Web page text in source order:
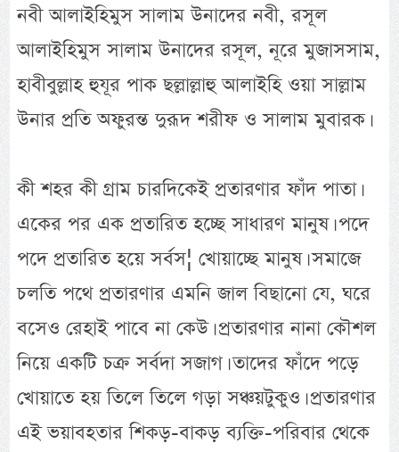
নবী আলাইহিমুস সালাম উনাদের নবী, রসূল
আলাইহিমুস সালাম উনাদের রসূল, নূরে মুজাসসাম,
হাবীবুল্লাহ হুযূর পাক ছল্লাল্লাহু আলাইহি ওয়া সাল্লাম
উনার প্রতি অফুরন্ত দুরূদ শরীফ ও সালাম মুবারক।
কী শহর কী গ্রাম চারদিকেই প্রতারণার ফাঁদ পাতা।
একের পর এক প্রতারিত হচ্ছে সাধারণ মানুষ। পদে
পদে প্রতারিত হয়ে সর্বস¦ খোয়াচ্ছে মানুষ। সমাজে
চলতি পথে প্রতারণার এমনি জাল বিছানো যে, ঘরে
বসেও রেহাই পাবে না কেউ। প্রতারণার নানা কৌশল
নিয়ে একটি চক্র সর্বদা সজাগ। তাদের ফাঁদে পড়ে
খোয়াতে হয় তিলে তিলে গড়া সঞ্চয়টুকুও। প্রতারণার
এই ভয়াবহতার শিকড়-বাকড় ব্যক্তি-পরিবার থেকে